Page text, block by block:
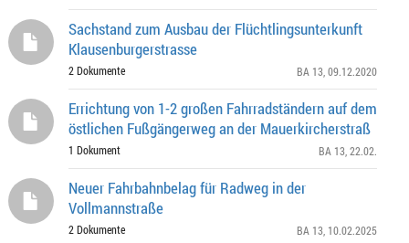
Sachstand zum Ausbau der Flüchtlingsunterkunft
Klausenburgerstrasse
2 Dokumente BA 13 , 09.12.2020
Errichtung von 1-2 großen Fahrradständern auf dem
östlichen Fußgängerweg an der Mauerkircherstraß
1 Dokument BA 13 , 22.02.
Neuer Fahrbahnbelag für Radweg in der
Vollmannstraße
2 Dokumente BA 13 , 10.02.2025